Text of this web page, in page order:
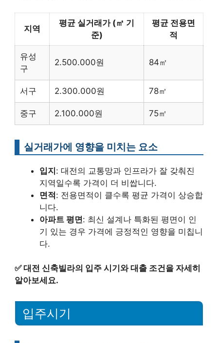
지역
평균 실거래가 (㎡ 기
준)
평균 전용면
적
유성
구
2.500.000원 84㎡
서구 2.300.000원 78㎡
중구 2.100.000원 75㎡
실거래가에 영향을 미치는 요소
입지: 대전의 교통망과 인프라가 잘 갖춰진
지역일수록 가격이 더 비쌉니다.
면적: 전용면적이 클수록 평균 가격이 상승합
니다.
아파트 평면: 최신 설계나 특화된 평면이 인
기 있는 경우 가격에 긍정적인 영향을 미칩니
다.
✅대전 신축빌라의 입주 시기와 대출 조건을 자세히
알아보세요.
입주시기